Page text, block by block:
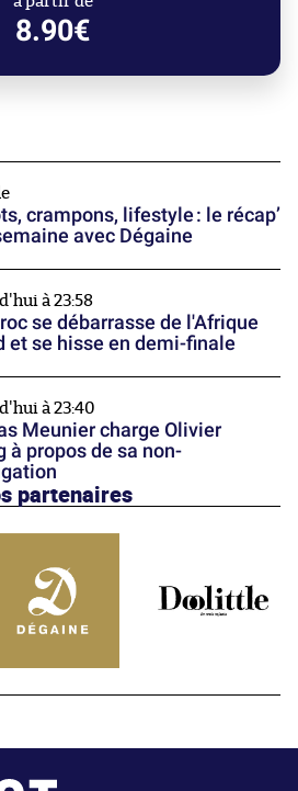
8.90€
crampons, lifestyle : le récap’
avec Dégaine
à 23:58
se débarrasse de l'Afrique
et se hisse en demi-finale
à 23:40
Meunier charge Olivier
à propos de sa non-
partenaires